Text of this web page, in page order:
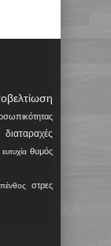
διαταραχές
ευτυχία θυμός
πένθος στρες